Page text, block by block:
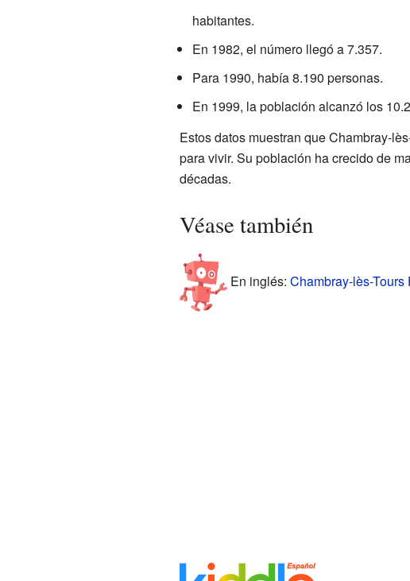
habitantes.
En 1982, el número llegó a 7.357.
Para 1990, había 8.190 personas.
En 1999, la población alcanzó los
Estos datos muestran que Chambray-
para vivir. Su población ha crecido de
décadas.
Véase también
En inglés: Chambray-lès-Tours